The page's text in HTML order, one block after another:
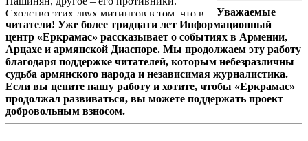
Сходство этих двух митингов в том, что в
обоих внешне участвовали армяне. Однако,
к сожалению, сходство на этом завершается,
поскольку форма и характер этих митингов
существенно отличались друг от друга.
Уважаемые
читатели! Уже более тридцати лет Информационный
центр «Еркрамас» рассказывает о событиях в Армении,
Арцахе и армянской Диаспоре. Мы продолжаем эту работу
благодаря поддержке читателей, которым небезразличны
судьба армянского народа и независимая журналистика.
Если вы цените нашу работу и хотите, чтобы «Еркрамас»
продолжал развиваться, вы можете поддержать проект
добровольным взносом.